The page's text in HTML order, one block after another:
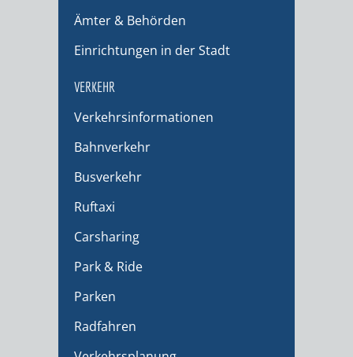
Ämter & Behörden
Einrichtungen in der Stadt
VERKEHR
Verkehrsinformationen
Bahnverkehr
Busverkehr
Ruftaxi
Carsharing
Park & Ride
Parken
Radfahren